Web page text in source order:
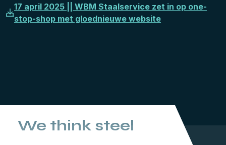
17 april 2025 || WBM Staalservice zet in op one-
stop-shop met gloednieuwe website
We think steel